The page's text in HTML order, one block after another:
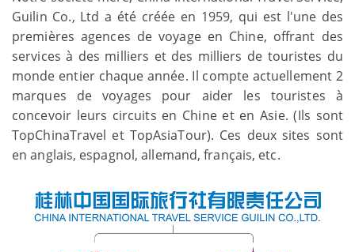
Guilin Co., Ltd a été créée en 1959, qui est l'une des
premières agences de voyage en Chine, offrant des
services à des milliers et des milliers de touristes du
monde entier chaque année. Il compte actuellement 2
marques de voyages pour aider les touristes à
concevoir leurs circuits en Chine et en Asie. (Ils sont
TopChinaTravel et TopAsiaTour). Ces deux sites sont
en anglais, espagnol, allemand, français, etc.